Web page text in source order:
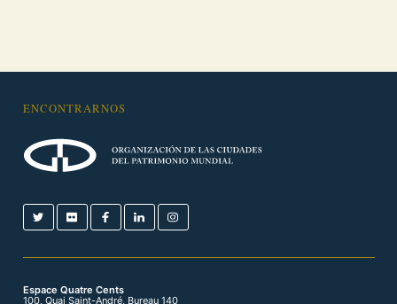
ENCONTRARNOS
Espace Quatre Cents
100, Quai Saint-André, Bureau 140